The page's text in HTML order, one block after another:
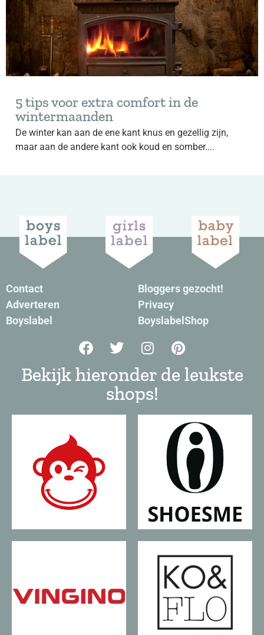
5 tips voor extra comfort in de
wintermaanden
De winter kan aan de ene kant knus en gezellig zijn,
maar aan de andere kant ook koud en somber....
Contact
Adverteren
Boyslabel
Bloggers gezocht!
Privacy
BoyslabelShop
Bekijk hieronder de leukste
shops!